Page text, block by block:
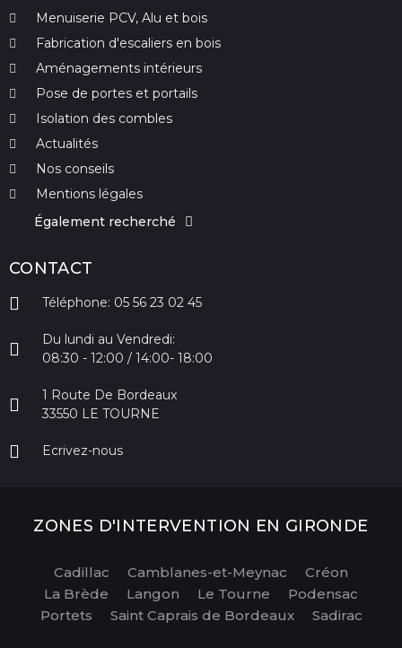
Menuiserie PCV, Alu et bois
Fabrication d'escaliers en bois
Aménagements intérieurs
Pose de portes et portails
Isolation des combles
Actualités
Nos conseils
Mentions légales
Également recherché
CONTACT
Téléphone: 05 56 23 02 45
Du lundi au Vendredi:
08:30 - 12:00 / 14:00- 18:00
1 Route De Bordeaux
33550 LE TOURNE
Ecrivez-nous
ZONES D'INTERVENTION EN GIRONDE
Cadillac Camblanes-et-Meynac
Créon
La Brède
Langon Le Tourne
Podensac
Portets
Saint Caprais de Bordeaux Sadirac